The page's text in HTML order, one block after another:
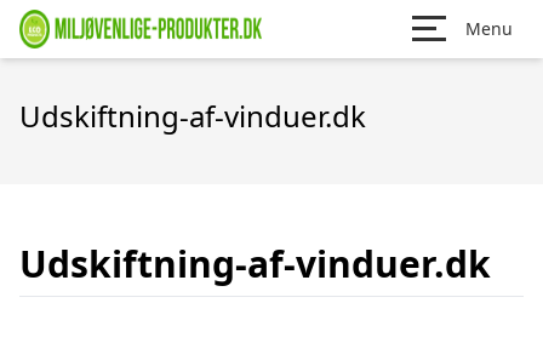
Menu
Udskiftning-af-vinduer.dk
Udskiftning-af-vinduer.dk